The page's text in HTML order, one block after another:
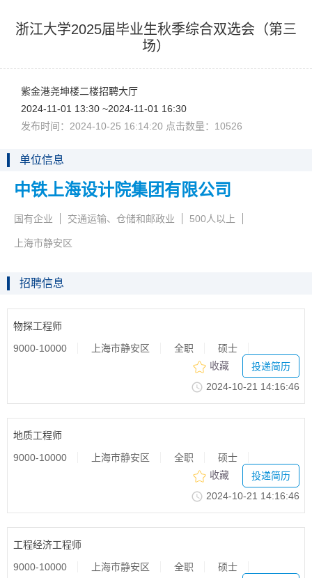
浙江大学2025届毕业生秋季综合双选会（第三
场）
紫金港尧坤楼二楼招聘大厅
2024-11-0113:30~2024-11-0116:30
发布时间：2024-10-2516:14:20点击数量：10526
单位信息
中铁上海设计院集团有限公司
国有企业 交通运输、仓储和邮政业 500人以上
上海市静安区
招聘信息
物探工程师
9000-10000 上海市静安区 全职 硕士
收藏
投递简历
2024-10-2114:16:46
地质工程师
9000-10000 上海市静安区 全职 硕士
收藏
投递简历
2024-10-2114:16:46
工程经济工程师
9000-10000 上海市静安区 全职 硕士